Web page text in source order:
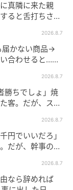
、私の証言で
真隣に来た親
ると舌打ちさ
2026.8.7
届かない商品→
合わせると…そ
2026.8.7
勝ちでしょ」焼
客。だが、スタ
2026.8.7
円でいいだろ」
だが、幹事のい
2026.8.7
なら辞めれば